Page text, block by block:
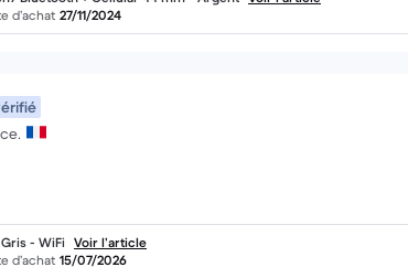
d’achat 27/11/2024
Gris - WiFi Voir l’article
d’achat 15/07/2026